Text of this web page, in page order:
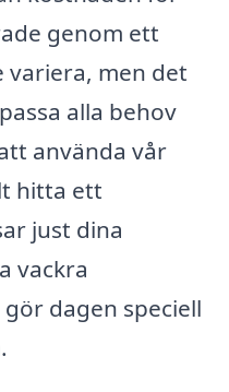
genom ett
variera, men det
alla behov
använda vår
hitta ett
just dina
vackra
dagen speciell